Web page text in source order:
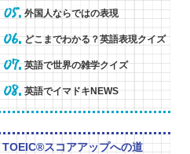
外国人ならではの表現
どこまでわかる？英語表現クイズ
英語で世界の雑学クイズ
英語でイマドキNEWS
TOEIC®スコアアップへの道